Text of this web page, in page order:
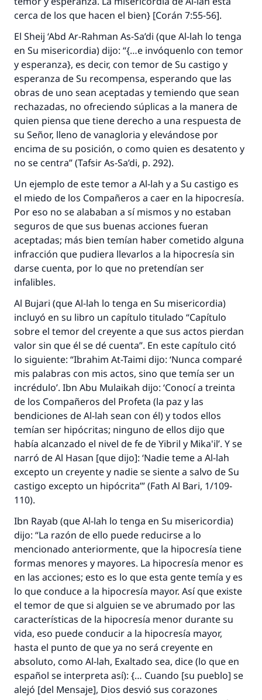
cerca de los que hacen el bien} [Corán 7:55-56].
El Sheij ‘Abd Ar-Rahman As-Sa’di (que Al-lah lo tenga
en Su misericordia) dijo: “{…e invóquenlo con temor
y esperanza}, es decir, con temor de Su castigo y
esperanza de Su recompensa, esperando que las
obras de uno sean aceptadas y temiendo que sean
rechazadas, no ofreciendo súplicas a la manera de
quien piensa que tiene derecho a una respuesta de
su Señor, lleno de vanagloria y elevándose por
encima de su posición, o como quien es desatento y
no se centra” (Tafsir As-Sa’di, p. 292).
Un ejemplo de este temor a Al-lah y a Su castigo es
el miedo de los Compañeros a caer en la hipocresía.
Por eso no se alababan a sí mismos y no estaban
seguros de que sus buenas acciones fueran
aceptadas; más bien temían haber cometido alguna
infracción que pudiera llevarlos a la hipocresía sin
darse cuenta, por lo que no pretendían ser
infalibles.
Al Bujari (que Al-lah lo tenga en Su misericordia)
incluyó en su libro un capítulo titulado “Capítulo
sobre el temor del creyente a que sus actos pierdan
valor sin que él se dé cuenta”. En este capítulo citó
lo siguiente: “Ibrahim At-Taimi dijo: ‘Nunca comparé
mis palabras con mis actos, sino que temía ser un
incrédulo’. Ibn Abu Mulaikah dijo: ‘Conocí a treinta
de los Compañeros del Profeta (la paz y las
bendiciones de Al-lah sean con él) y todos ellos
temían ser hipócritas; ninguno de ellos dijo que
había alcanzado el nivel de fe de Yibril y Mika'il’. Y se
narró de Al Hasan [que dijo]: ‘Nadie teme a Al-lah
excepto un creyente y nadie se siente a salvo de Su
castigo excepto un hipócrita’” (Fath Al Bari, 1/109-
110).
Ibn Rayab (que Al-lah lo tenga en Su misericordia)
dijo: “La razón de ello puede reducirse a lo
mencionado anteriormente, que la hipocresía tiene
formas menores y mayores. La hipocresía menor es
en las acciones; esto es lo que esta gente temía y es
lo que conduce a la hipocresía mayor. Así que existe
el temor de que si alguien se ve abrumado por las
características de la hipocresía menor durante su
vida, eso puede conducir a la hipocresía mayor,
hasta el punto de que ya no será creyente en
absoluto, como Al-lah, Exaltado sea, dice (lo que en
español se interpreta así): {… Cuando [su pueblo] se
alejó [del Mensaje], Dios desvió sus corazones